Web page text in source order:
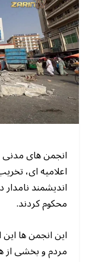
انجمن های مدنی
اعلامیه ای،
اندیشمند
محکوم کردند.
این انجمن ها
مردم و بخشی از